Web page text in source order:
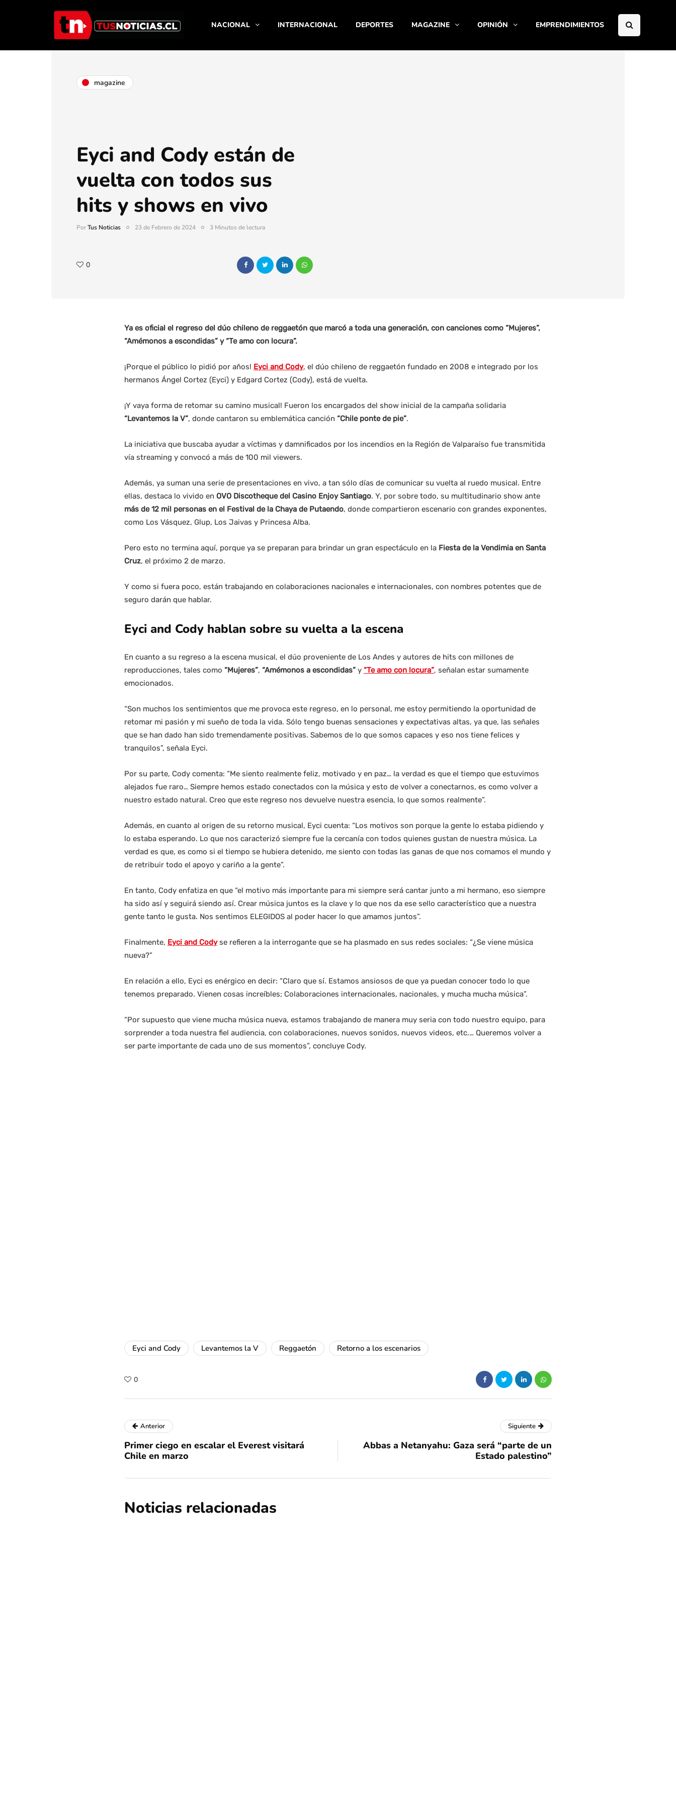
NACIONAL INTERNACIONAL DEPORTES MAGAZINE OPINIÓN EMPRENDIMIENTOS
magazine
Eyci and Cody están de
vuelta con todos sus
hits y shows en vivo
PorTus Noticias 23 de Febrero de 2024 3 Minutos de lectura
0
Ya es oficial el regreso del dúo chileno de reggaetón que marcó a toda una generación, con canciones como “Mujeres”,
“Amémonos a escondidas” y “Te amo con locura”.
¡Porque el público lo pidió por años! Eyci and Cody, el dúo chileno de reggaetón fundado en 2008 e integrado por los
hermanos Ángel Cortez (Eyci) y Edgard Cortez (Cody), está de vuelta.
¡Y vaya forma de retomar su camino musical! Fueron los encargados del show inicial de la campaña solidaria
“Levantemos la V”, donde cantaron su emblemática canción “Chile ponte de pie”.
La iniciativa que buscaba ayudar a víctimas y damnificados por los incendios en la Región de Valparaíso fue transmitida
vía streaming y convocó a más de 100 mil viewers.
Además, ya suman una serie de presentaciones en vivo, a tan sólo días de comunicar su vuelta al ruedo musical. Entre
ellas, destaca lo vivido en OVO Discotheque del Casino Enjoy Santiago. Y, por sobre todo, su multitudinario show ante
más de 12 mil personas en el Festival de la Chaya de Putaendo, donde compartieron escenario con grandes exponentes,
como Los Vásquez, Glup, Los Jaivas y Princesa Alba.
Pero esto no termina aquí, porque ya se preparan para brindar un gran espectáculo en la Fiesta de la Vendimia en Santa
Cruz, el próximo 2 de marzo.
Y como si fuera poco, están trabajando en colaboraciones nacionales e internacionales, con nombres potentes que de
seguro darán que hablar.
Eyci and Cody hablan sobre su vuelta a la escena
En cuanto a su regreso a la escena musical, el dúo proveniente de Los Andes y autores de hits con millones de
reproducciones, tales como “Mujeres”, “Amémonos a escondidas” y “Te amo con locura”, señalan estar sumamente
emocionados.
“Son muchos los sentimientos que me provoca este regreso, en lo personal, me estoy permitiendo la oportunidad de
retomar mi pasión y mi sueño de toda la vida. Sólo tengo buenas sensaciones y expectativas altas, ya que, las señales
que se han dado han sido tremendamente positivas. Sabemos de lo que somos capaces y eso nos tiene felices y
tranquilos”, señala Eyci.
Por su parte, Cody comenta: “Me siento realmente feliz, motivado y en paz… la verdad es que el tiempo que estuvimos
alejados fue raro… Siempre hemos estado conectados con la música y esto de volver a conectarnos, es como volver a
nuestro estado natural. Creo que este regreso nos devuelve nuestra esencia, lo que somos realmente”.
Además, en cuanto al origen de su retorno musical, Eyci cuenta: “Los motivos son porque la gente lo estaba pidiendo y
lo estaba esperando. Lo que nos caracterizó siempre fue la cercanía con todos quienes gustan de nuestra música. La
verdad es que, es como si el tiempo se hubiera detenido, me siento con todas las ganas de que nos comamos el mundo y
de retribuir todo el apoyo y cariño a la gente”.
En tanto, Cody enfatiza en que “el motivo más importante para mi siempre será cantar junto a mi hermano, eso siempre
ha sido así y seguirá siendo así. Crear música juntos es la clave y lo que nos da ese sello característico que a nuestra
gente tanto le gusta. Nos sentimos ELEGIDOS al poder hacer lo que amamos juntos”.
Finalmente, Eyci and Codyse refieren a la interrogante que se ha plasmado en sus redes sociales: “¿Se viene música
nueva?”
En relación a ello, Eyci es enérgico en decir: “Claro que sí. Estamos ansiosos de que ya puedan conocer todo lo que
tenemos preparado. Vienen cosas increíbles; Colaboraciones internacionales, nacionales, y mucha mucha música”.
“Por supuesto que viene mucha música nueva, estamos trabajando de manera muy seria con todo nuestro equipo, para
sorprender a toda nuestra fiel audiencia, con colaboraciones, nuevos sonidos, nuevos videos, etc.… Queremos volver a
ser parte importante de cada uno de sus momentos”, concluye Cody.
Eyci and Cody Levantemos la V Reggaetón Retorno a los escenarios
0
Anterior
Primer ciego en escalar el Everest visitará
Chile en marzo
Siguiente
Abbas a Netanyahu: Gaza será “parte de un
Estado palestino”
Noticias relacionadas